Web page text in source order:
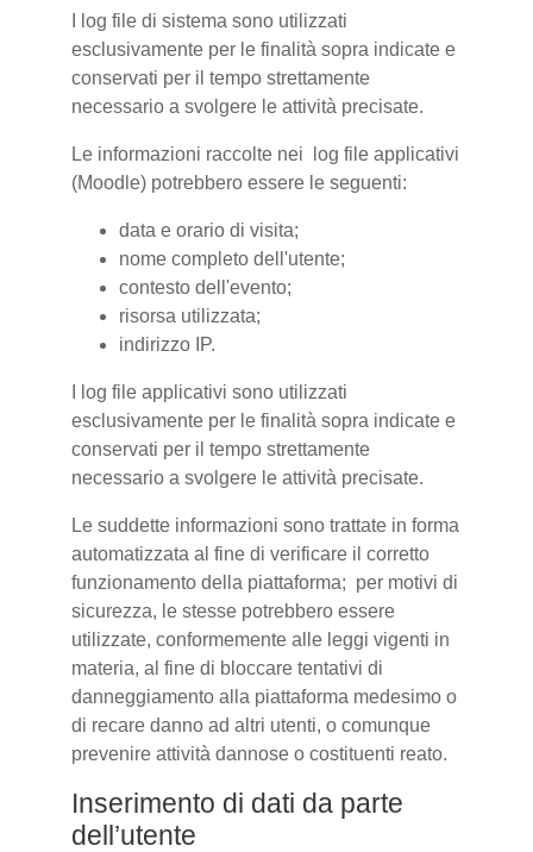
I log file di sistema sono utilizzati
esclusivamente per le finalità sopra indicate e
conservati per il tempo strettamente
necessario a svolgere le attività precisate.
Le informazioni raccolte nei log file applicativi
(Moodle) potrebbero essere le seguenti:
data e orario di visita;
nome completo dell'utente;
contesto dell'evento;
risorsa utilizzata;
indirizzo IP.
I log file applicativi sono utilizzati
esclusivamente per le finalità sopra indicate e
conservati per il tempo strettamente
necessario a svolgere le attività precisate.
Le suddette informazioni sono trattate in forma
automatizzata al fine di verificare il corretto
funzionamento della piattaforma; per motivi di
sicurezza, le stesse potrebbero essere
utilizzate, conformemente alle leggi vigenti in
materia, al fine di bloccare tentativi di
danneggiamento alla piattaforma medesimo o
di recare danno ad altri utenti, o comunque
prevenire attività dannose o costituenti reato.
Inserimento di dati da parte
dell’utente